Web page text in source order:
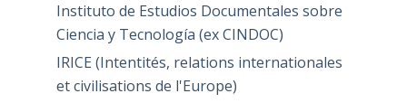
Instituto de Estudios Documentales sobre
Ciencia y Tecnología (ex CINDOC)
IRICE (Intentités, relations internationales
et civilisations de l'Europe)